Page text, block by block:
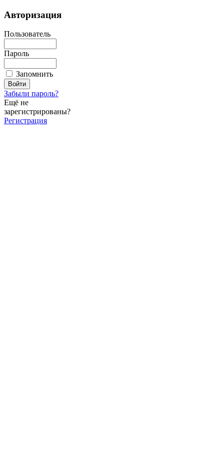
Авторизация
Пользователь
Пароль
Запомнить
Забыли пароль?
Ещё не
зарегистрированы?
Регистрация